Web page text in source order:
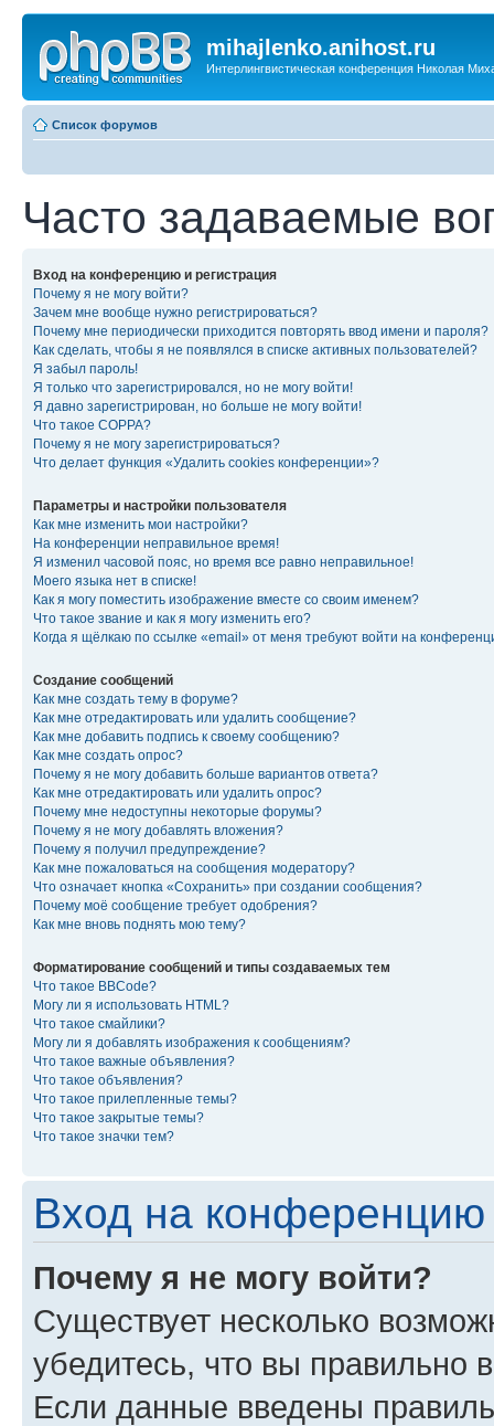
mihajlenko.anihost.ru
Интерлингвистическая конференция Николая
Список форумов
Часто задаваемые
Вход на конференцию и регистрация
Почему я не могу войти?
Зачем мне вообще нужно регистрироваться?
Почему мне периодически приходится повторять ввод имени и пароля?
Как сделать, чтобы я не появлялся в списке активных пользователей?
Я забыл пароль!
Я только что зарегистрировался, но не могу войти!
Я давно зарегистрирован, но больше не могу войти!
Что такое COPPA?
Почему я не могу зарегистрироваться?
Что делает функция «Удалить cookies конференции»?
Параметры и настройки пользователя
Как мне изменить мои настройки?
На конференции неправильное время!
Я изменил часовой пояс, но время все равно неправильное!
Моего языка нет в списке!
Как я могу поместить изображение вместе со своим именем?
Что такое звание и как я могу изменить его?
Когда я щёлкаю по ссылке «email» от меня требуют войти на
Создание сообщений
Как мне создать тему в форуме?
Как мне отредактировать или удалить сообщение?
Как мне добавить подпись к своему сообщению?
Как мне создать опрос?
Почему я не могу добавить больше вариантов ответа?
Как мне отредактировать или удалить опрос?
Почему мне недоступны некоторые форумы?
Почему я не могу добавлять вложения?
Почему я получил предупреждение?
Как мне пожаловаться на сообщения модератору?
Что означает кнопка «Сохранить» при создании сообщения?
Почему моё сообщение требует одобрения?
Как мне вновь поднять мою тему?
Форматирование сообщений и типы создаваемых тем
Что такое BBCode?
Могу ли я использовать HTML?
Что такое смайлики?
Могу ли я добавлять изображения к сообщениям?
Что такое важные объявления?
Что такое объявления?
Что такое прилепленные темы?
Что такое закрытые темы?
Что такое значки тем?
Вход на конференцию
Почему я не могу войти?
Существует несколько
убедитесь, что вы правильно
Если данные введены